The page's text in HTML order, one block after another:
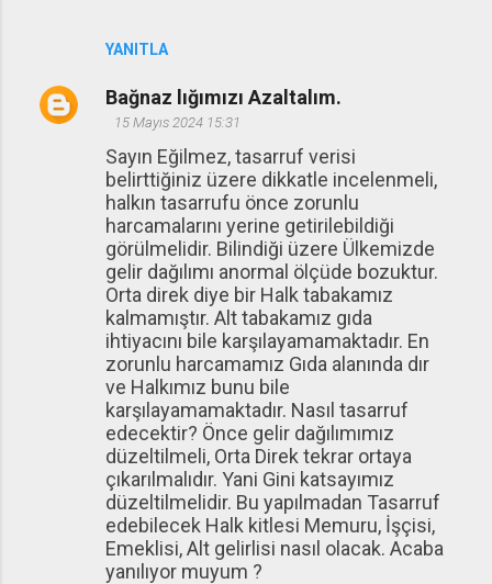
YANITLA
Bağnaz lığımızı Azaltalım.
15 Mayıs 2024 15:31
Sayın Eğilmez, tasarruf verisi
belirttiğiniz üzere dikkatle incelenmeli,
halkın tasarrufu önce zorunlu
harcamalarını yerine getirilebildiği
görülmelidir. Bilindiği üzere Ülkemizde
gelir dağılımı anormal ölçüde bozuktur.
Orta direk diye bir Halk tabakamız
kalmamıştır. Alt tabakamız gıda
ihtiyacını bile karşılayamamaktadır. En
zorunlu harcamamız Gıda alanında dır
ve Halkımız bunu bile
karşılayamamaktadır. Nasıl tasarruf
edecektir? Önce gelir dağılımımız
düzeltilmeli, Orta Direk tekrar ortaya
çıkarılmalıdır. Yani Gini katsayımız
düzeltilmelidir. Bu yapılmadan Tasarruf
edebilecek Halk kitlesi Memuru, İşçisi,
Emeklisi, Alt gelirlisi nasıl olacak. Acaba
yanılıyor muyum ?